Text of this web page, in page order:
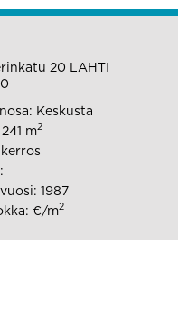
20 LAHTI
Keskusta
m2
1987
€/m2